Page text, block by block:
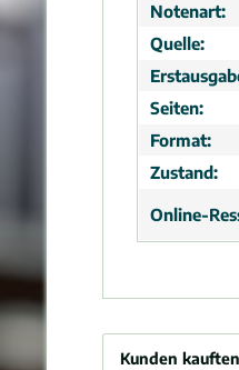
Notenart:
Quelle:
Seiten:
Format:
Zustand:
Online-
Kunden